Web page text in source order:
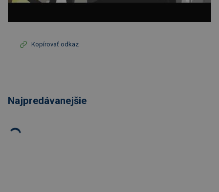
Kopírovať odkaz
Najpredávanejšie